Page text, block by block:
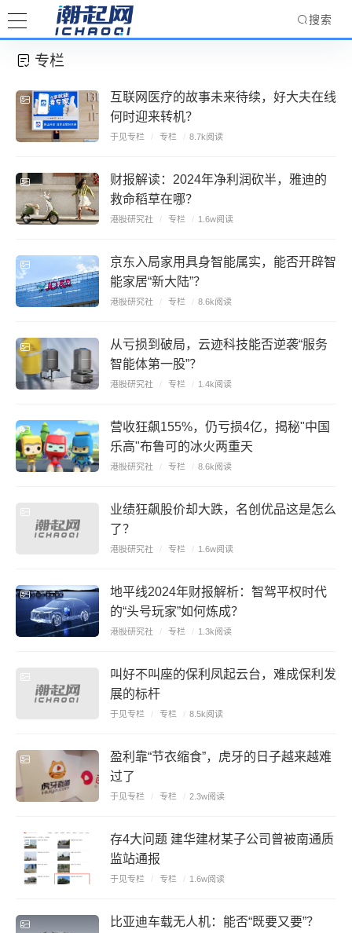
搜索
专栏
互联网医疗的故事未来待续，好大夫在线
何时迎来转机？
于见专栏 / 专栏 / 8.7k阅读
财报解读：2024年净利润砍半，雅迪的
救命稻草在哪？
港股研究社 / 专栏 / 1.6w阅读
京东入局家用具身智能属实，能否开辟智
能家居“新大陆”？
港股研究社 / 专栏 / 8.6k阅读
从亏损到破局，云迹科技能否逆袭“服务
智能体第一股”？
港股研究社 / 专栏 / 1.4k阅读
营收狂飙155%，仍亏损4亿，揭秘"中国
乐高"布鲁可的冰火两重天
港股研究社 / 专栏 / 8.6k阅读
业绩狂飙股价却大跌，名创优品这是怎么
了？
港股研究社 / 专栏 / 1.6w阅读
地平线2024年财报解析：智驾平权时代
的“头号玩家”如何炼成？
港股研究社 / 专栏 / 1.3k阅读
叫好不叫座的保利凤起云台，难成保利发
展的标杆
于见专栏 / 专栏 / 8.5k阅读
盈利靠“节衣缩食”，虎牙的日子越来越难
过了
于见专栏 / 专栏 / 2.3w阅读
存4大问题 建华建材某子公司曾被南通质
监站通报
于见专栏 / 专栏 / 1.6w阅读
比亚迪车载无人机：能否“既要又要”？